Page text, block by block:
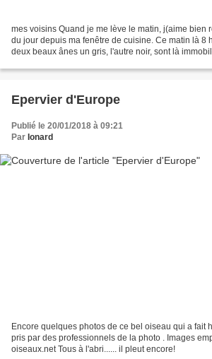
mes voisins Quand je me lève le matin, j(aime bien
du jour depuis ma fenêtre de cuisine. Ce matin là 8
deux beaux ânes un gris, l'autre noir, sont là
Epervier d'Europe
Publié le 20/01/2018 à 09:21
Par Ionard
Encore quelques photos de ce bel oiseau qui a fait
pris par des professionnels de la photo . Images
oiseaux.net Tous à l'abri...... il pleut encore!